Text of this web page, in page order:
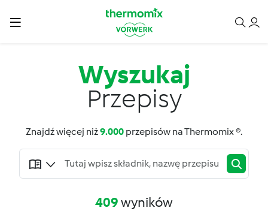
Wyszukaj
Przepisy
Znajdź więcej niż9.000 przepisów na Thermomix ®.
409wyników